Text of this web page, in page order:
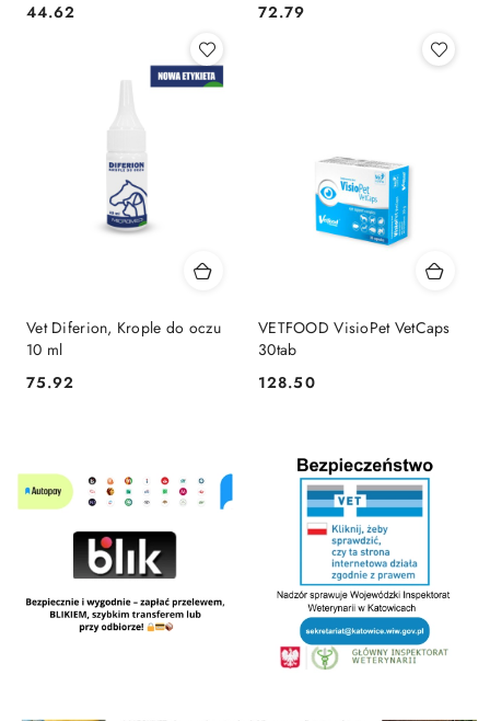
Cena:
44.62 Cena:
72.79
Vet Diferion, Krople do oczu
10 ml
Cena:
75.92
VETFOOD VisioPet VetCaps
30tab
Cena:
128.50